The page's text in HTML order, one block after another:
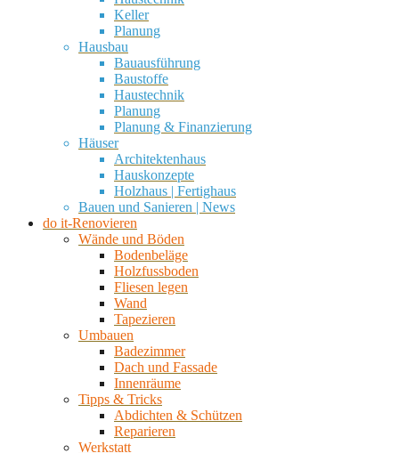
Keller
Planung
Hausbau
Bauausführung
Baustoffe
Haustechnik
Planung
Planung & Finanzierung
Häuser
Architektenhaus
Hauskonzepte
Holzhaus | Fertighaus
Bauen und Sanieren | News
do it-Renovieren
Wände und Böden
Bodenbeläge
Holzfussboden
Fliesen legen
Wand
Tapezieren
Umbauen
Badezimmer
Dach und Fassade
Innenräume
Tipps & Tricks
Abdichten & Schützen
Reparieren
Werkstatt